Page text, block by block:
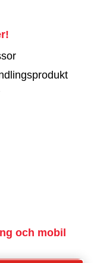
och mobil